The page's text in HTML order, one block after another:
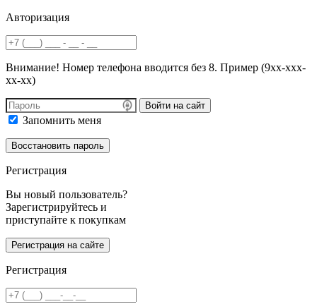
Авторизация
Внимание! Номер телефона вводится без 8. Пример (9хх-ххх-
хх-хх)
Войти на сайт
Запомнить меня
Регистрация
Вы новый пользователь?
Зарегистрируйтесь и
приступайте к покупкам
Регистрация